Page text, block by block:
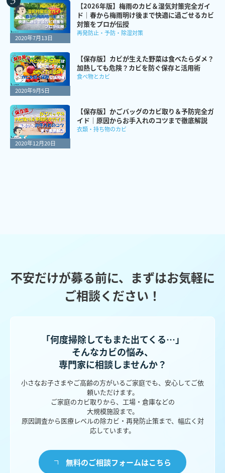
2020年7月13日
【2026年版】梅雨のカビ＆湿気対策完全ガイ
ド｜春から梅雨明け後まで快適に過ごせるカビ
対策をプロが伝授
再発防止・予防・除湿対策
2020年9月5日
【保存版】カビが生えた野菜は食べたらダメ？
加熱しても危険？カビを防ぐ保存と活用術
食べ物とカビ
2020年12月20日
【保存版】かごバッグのカビ取り＆予防完全ガ
イド｜原因からお手入れのコツまで徹底解説
衣類・持ち物のカビ
不安だけが募る前に、まずはお気軽に
ご相談ください！
「何度掃除してもまた出てくる…」
そんなカビの悩み、
専門家に相談しませんか？
小さなお子さまやご高齢の方がいるご家庭でも、安心してご依
頼いただけます。
ご家庭のカビ取りから、工場・倉庫などの
大規模施設まで。
原因調査から医療レベルの除カビ・再発防止策まで、幅広く対
応しています。
無料のご相談フォームはこちら